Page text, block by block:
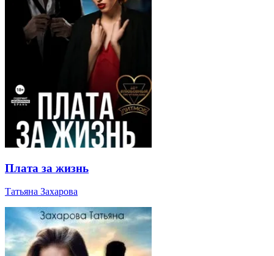
Плата за жизнь
Татьяна Захарова